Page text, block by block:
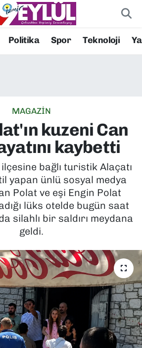
Politika Spor Teknoloji
MAGAZİN
kuzeni Can
kaybetti
bağlı turistik Alaçatı
yapan ünlü sosyal medya
Polat ve eşi Engin Polat
lüks otelde bugün saat
silahlı bir saldırı meydana
geldi.
Eczaneler
Durumu ve Fikstür